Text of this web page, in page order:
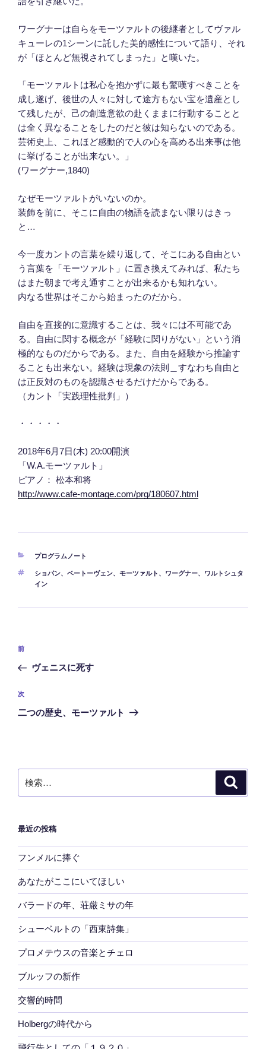
ワーグナーは自らをモーツァルトの後継者としてヴァル
キューレの1シーンに託した美的感性について語り、それ
が「ほとんど無視されてしまった」と嘆いた。
「モーツァルトは私心を抱かずに最も驚嘆すべきことを
成し遂げ、後世の人々に対して途方もない宝を遺産とし
て残したが、己の創造意欲の赴くままに行動することと
は全く異なることをしたのだと彼は知らないのである。
芸術史上、これほど感動的で人の心を高める出来事は他
に挙げることが出来ない。」
(ワーグナー,1840)
なぜモーツァルトがいないのか。
装飾を前に、そこに自由の物語を読まない限りはきっ
と…
今一度カントの言葉を繰り返して、そこにある自由とい
う言葉を「モーツァルト」に置き換えてみれば、私たち
はまた朝まで考え通すことが出来るかも知れない。
内なる世界はそこから始まったのだから。
自由を直接的に意識することは、我々には不可能であ
る。自由に関する概念が「経験に関りがない」という消
極的なものだからである。また、自由を経験から推論す
ることも出来ない。経験は現象の法則＿すなわち自由と
は正反対のものを認識させるだけだからである。
（カント「実践理性批判」）
・・・・・
2018年6月7日(木) 20:00開演
「W.A.モーツァルト」
ピアノ： 松本和将
http://www.cafe-montage.com/prg/180607.html
カ
ゴ
リ
プログラムノート
タ
グ
ショパン、 ベートーヴェン、 モーツァルト 、 ワーグナー、
ワルトシュタ
イン
投
ナ
ビ
ゲ
ン
前
の
稿
前
ヴェニスに死す
次
の
次
二つの歴史、モーツァルト
索:
最近の投稿
フンメルに捧ぐ
あなたがここにいてほしい
バラードの年、荘厳ミサの年
シューベルトの「西東詩集」
プロメテウスの音楽とチェロ
ブルッフの新作
交響的時間
Holbergの時代から